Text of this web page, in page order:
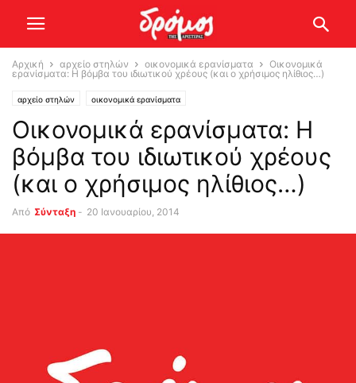
Αρχική αρχείο στηλών οικονομικά ερανίσματα
Οικονομικά
ερανίσματα: Η βόμβα του ιδιωτικού χρέους (και ο χρήσιμος ηλίθιος…)
αρχείο στηλών οικονομικά ερανίσματα
Οικονομικά ερανίσματα: Η
βόμβα του ιδιωτικού χρέους
(και ο χρήσιμος ηλίθιος…)
Από Σύνταξη - 20 Ιανουαρίου, 2014